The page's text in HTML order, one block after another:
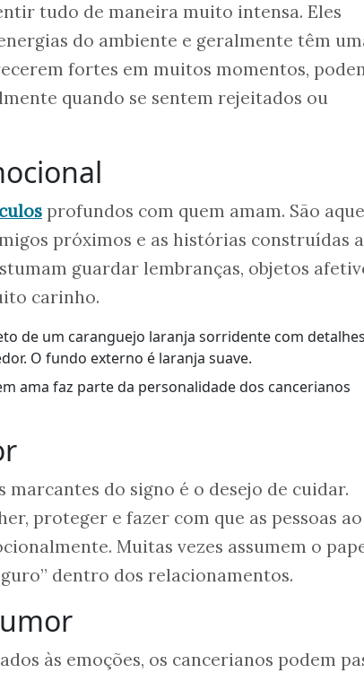
tudo de maneira muito intensa. Eles
do ambiente e geralmente têm
fortes em muitos momentos,
quando se sentem rejeitados ou
profundos com quem amam. São
próximos e as histórias construídas
guardar lembranças, objetos
carinho.
ama faz parte da personalidade dos cancerianos
marcantes do signo é o desejo de cuidar.
proteger e fazer com que as pessoas ao
Muitas vezes assumem o
dentro dos relacionamentos.
às emoções, os cancerianos podem